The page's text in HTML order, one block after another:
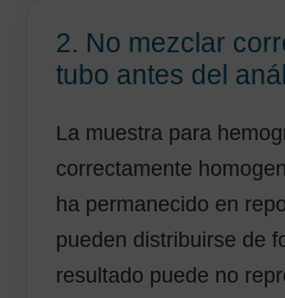
2. No mezclar
tubo antes del
La muestra para
correctamente
ha permanecido en
pueden distribuirse de
resultado puede no